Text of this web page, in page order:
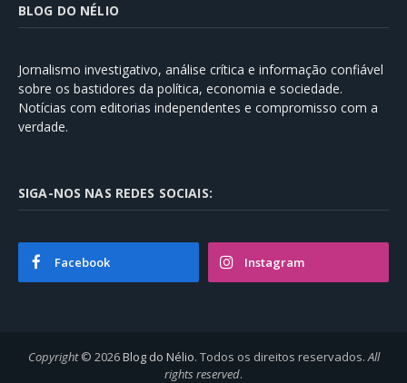
BLOG DO NÉLIO
Jornalismo investigativo, análise crítica e informação confiável
sobre os bastidores da política, economia e sociedade.
Notícias com editorias independentes e compromisso com a
verdade.
SIGA-NOS NAS REDES SOCIAIS:
Facebook Instagram
Copyright© 2026Blog do Nélio. Todos os direitos reservados. All
rights reserved.